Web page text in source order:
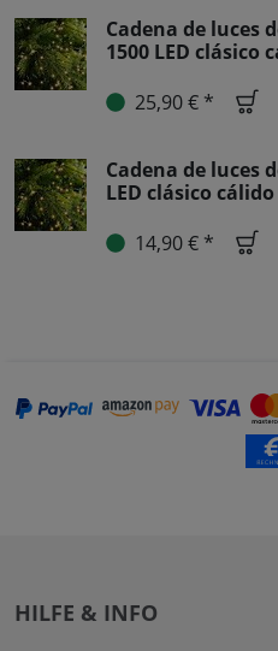
Cadena de luces
1500 LED clásico
25,90 € *
Cadena de luces
LED clásico
14,90 € *
HILFE & INFO